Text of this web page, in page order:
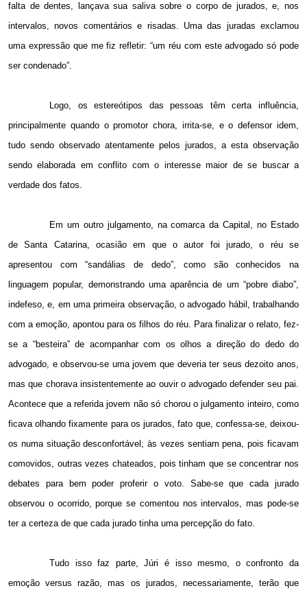
falta de dentes, lançava sua saliva sobre o corpo de jurados, e, nos
intervalos, novos comentários e risadas. Uma das juradas exclamou
uma expressão que me fiz refletir: “um réu com este advogado só pode
ser condenado”.
Logo, os estereótipos das pessoas têm certa influência,
principalmente quando o promotor chora, irrita-se, e o defensor idem,
tudo sendo observado atentamente pelos jurados, a esta observação
sendo elaborada em conflito com o interesse maior de se buscar a
verdade dos fatos.
Em um outro julgamento, na comarca da Capital, no Estado
de Santa Catarina, ocasião em que o autor foi jurado, o réu se
apresentou com “sandálias de dedo”, como são conhecidos na
linguagem popular, demonstrando uma aparência de um “pobre diabo”,
indefeso, e, em uma primeira observação, o advogado hábil, trabalhando
com a emoção, apontou para os filhos do réu. Para finalizar o relato, fez-
se a “besteira” de acompanhar com os olhos a direção do dedo do
advogado, e observou-se uma jovem que deveria ter seus dezoito anos,
mas que chorava insistentemente ao ouvir o advogado defender seu pai.
Acontece que a referida jovem não só chorou o julgamento inteiro, como
ficava olhando fixamente para os jurados, fato que, confessa-se, deixou-
os numa situação desconfortável; às vezes sentiam pena, pois ficavam
comovidos, outras vezes chateados, pois tinham que se concentrar nos
debates para bem poder proferir o voto. Sabe-se que cada jurado
observou o ocorrido, porque se comentou nos intervalos, mas pode-se
ter a certeza de que cada jurado tinha uma percepção do fato.
Tudo isso faz parte, Júri é isso mesmo, o confronto da
emoção versus razão, mas os jurados, necessariamente, terão que